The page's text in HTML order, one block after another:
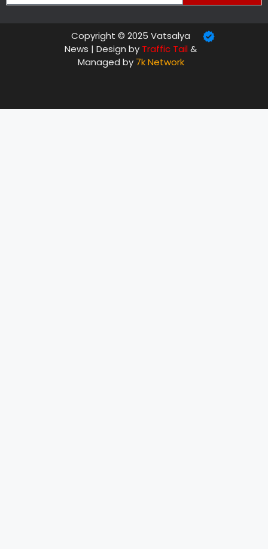
Copyright © 2025 Vatsalya
News | Design by Traffic Tail&
Managed by 7k Network